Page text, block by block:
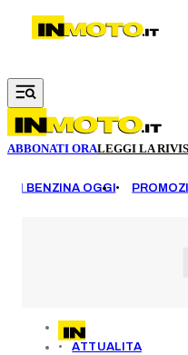
Vai al contenuto principale
ABBONATI ORALEGGI LA
BENZINA OGGI
ATTUALITA